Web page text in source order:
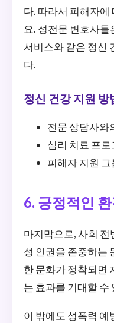
다. 따라서 피해자에
요. 성전문 변호사
서비스와 같은 정신
다.
정신 건강 지원 방
전문 상담사와
심리 치료 프
피해자 지원
6. 긍정적인
마지막으로, 사회 전
성 인권을 존중하는
한 문화가 정착되면
는 효과를 기대할 수
이 밖에도 성폭력 예